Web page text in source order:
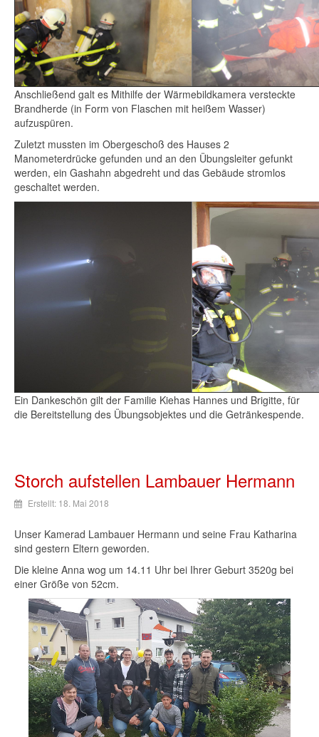
Anschließend galt es Mithilfe der Wärmebildkamera versteckte
Brandherde (in Form von Flaschen mit heißem Wasser)
aufzuspüren.
Zuletzt mussten im Obergeschoß des Hauses 2
Manometerdrücke gefunden und an den Übungsleiter gefunkt
werden, ein Gashahn abgedreht und das Gebäude stromlos
geschaltet werden.
Ein Dankeschön gilt der Familie Kiehas Hannes und Brigitte, für
die Bereitstellung des Übungsobjektes und die Getränkespende.
Storch aufstellen Lambauer Hermann
Erstellt: 18. Mai 2018
Unser Kamerad Lambauer Hermann und seine Frau Katharina
sind gestern Eltern geworden.
Die kleine Anna wog um 14.11 Uhr bei Ihrer Geburt 3520g bei
einer Größe von 52cm.